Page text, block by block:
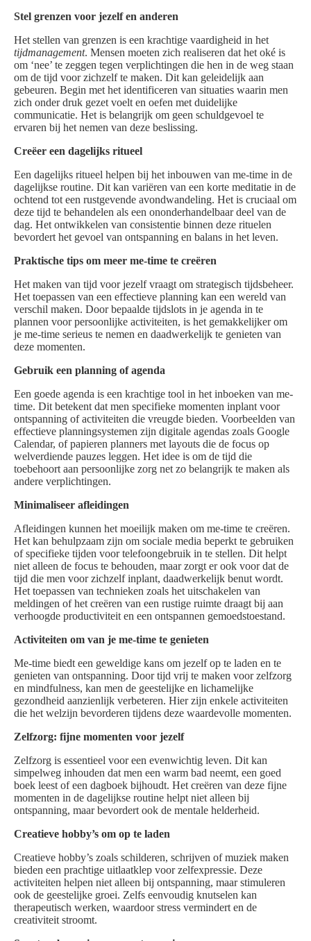
Stel grenzen voor jezelf en anderen
Het stellen van grenzen is een krachtige vaardigheid in het
tijdmanagement. Mensen moeten zich realiseren dat het oké is
om ‘nee’ te zeggen tegen verplichtingen die hen in de weg staan
om de tijd voor zichzelf te maken. Dit kan geleidelijk aan
gebeuren. Begin met het identificeren van situaties waarin men
zich onder druk gezet voelt en oefen met duidelijke
communicatie. Het is belangrijk om geen schuldgevoel te
ervaren bij het nemen van deze beslissing.
Creëer een dagelijks ritueel
Een dagelijks ritueel helpen bij het inbouwen van me-time in de
dagelijkse routine. Dit kan variëren van een korte meditatie in de
ochtend tot een rustgevende avondwandeling. Het is cruciaal om
deze tijd te behandelen als een ononderhandelbaar deel van de
dag. Het ontwikkelen van consistentie binnen deze rituelen
bevordert het gevoel van ontspanning en balans in het leven.
Praktische tips om meer me-time te creëren
Het maken van tijd voor jezelf vraagt om strategisch tijdsbeheer.
Het toepassen van een effectieve planning kan een wereld van
verschil maken. Door bepaalde tijdslots in je agenda in te
plannen voor persoonlijke activiteiten, is het gemakkelijker om
je me-time serieus te nemen en daadwerkelijk te genieten van
deze momenten.
Gebruik een planning of agenda
Een goede agenda is een krachtige tool in het inboeken van me-
time. Dit betekent dat men specifieke momenten inplant voor
ontspanning of activiteiten die vreugde bieden. Voorbeelden van
effectieve planningsystemen zijn digitale agendas zoals Google
Calendar, of papieren planners met layouts die de focus op
welverdiende pauzes leggen. Het idee is om de tijd die
toebehoort aan persoonlijke zorg net zo belangrijk te maken als
andere verplichtingen.
Minimaliseer afleidingen
Afleidingen kunnen het moeilijk maken om me-time te creëren.
Het kan behulpzaam zijn om sociale media beperkt te gebruiken
of specifieke tijden voor telefoongebruik in te stellen. Dit helpt
niet alleen de focus te behouden, maar zorgt er ook voor dat de
tijd die men voor zichzelf inplant, daadwerkelijk benut wordt.
Het toepassen van technieken zoals het uitschakelen van
meldingen of het creëren van een rustige ruimte draagt bij aan
verhoogde productiviteit en een ontspannen gemoedstoestand.
Activiteiten om van je me-time te genieten
Me-time biedt een geweldige kans om jezelf op te laden en te
genieten van ontspanning. Door tijd vrij te maken voor zelfzorg
en mindfulness, kan men de geestelijke en lichamelijke
gezondheid aanzienlijk verbeteren. Hier zijn enkele activiteiten
die het welzijn bevorderen tijdens deze waardevolle momenten.
Zelfzorg: fijne momenten voor jezelf
Zelfzorg is essentieel voor een evenwichtig leven. Dit kan
simpelweg inhouden dat men een warm bad neemt, een goed
boek leest of een dagboek bijhoudt. Het creëren van deze fijne
momenten in de dagelijkse routine helpt niet alleen bij
ontspanning, maar bevordert ook de mentale helderheid.
Creatieve hobby’s om op te laden
Creatieve hobby’s zoals schilderen, schrijven of muziek maken
bieden een prachtige uitlaatklep voor zelfexpressie. Deze
activiteiten helpen niet alleen bij ontspanning, maar stimuleren
ook de geestelijke groei. Zelfs eenvoudig knutselen kan
therapeutisch werken, waardoor stress vermindert en de
creativiteit stroomt.